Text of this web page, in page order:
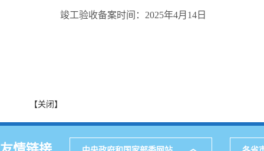
竣工验收备案时间：2025年4月14日
【关闭】